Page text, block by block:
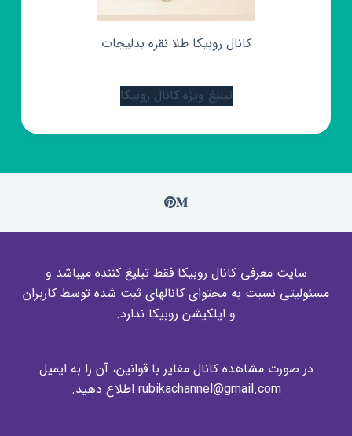
کانال روبیکا طلا نقره بدلیجات
تبلیغ ویژه کانال روبیکا
سایت معرفی کانال روبیکا فقط تبلیغ کننده میباشد و
مسئولیتی نسبت به محتوای کانالهای ثبت شده توسط کاربران
و اپلکیشن روبیکا ندارد.
در صورت مشاهده کانال مغایر با قوانین، آن را به ایمیل
rubikachannel@gmail.com اطلاع دهید.